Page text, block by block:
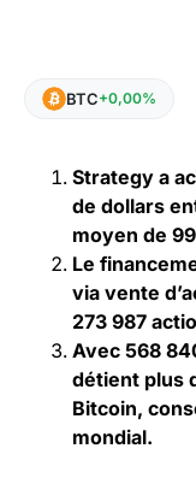
BTC+0,00%
Strategy a
de dollars
moyen de
Le
via vente
273 987
Avec 568
détient plus
Bitcoin,
mondial.